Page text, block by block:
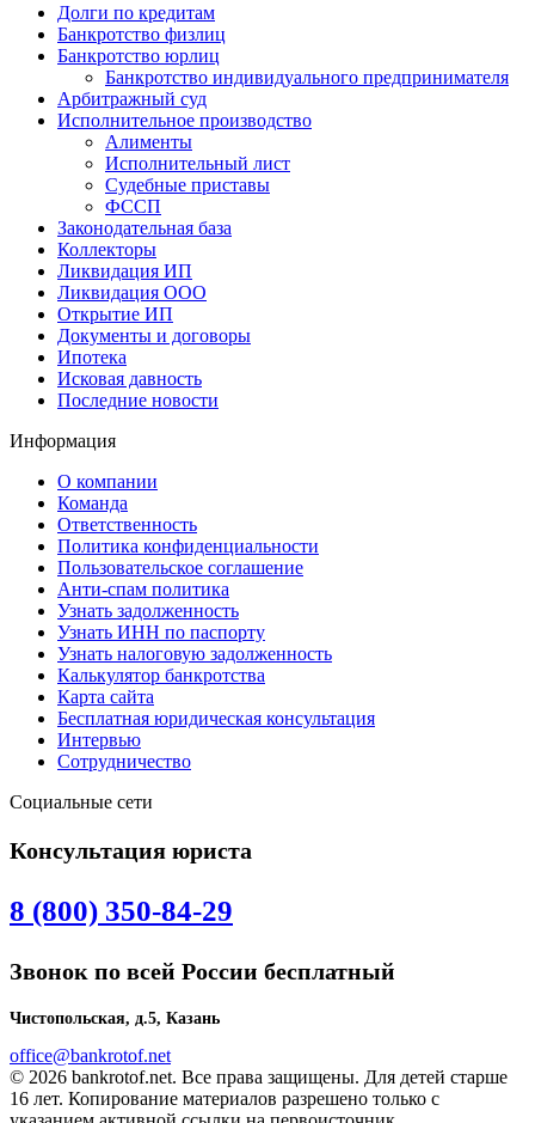
Долги по кредитам
Банкротство физлиц
Банкротство юрлиц
Банкротство индивидуального предпринимателя
Арбитражный суд
Исполнительное производство
Алименты
Исполнительный лист
Судебные приставы
ФССП
Законодательная база
Коллекторы
Ликвидация ИП
Ликвидация ООО
Открытие ИП
Документы и договоры
Ипотека
Исковая давность
Последние новости
Информация
О компании
Команда
Ответственность
Политика конфиденциальности
Пользовательское соглашение
Анти-спам политика
Узнать задолженность
Узнать ИНН по паспорту
Узнать налоговую задолженность
Калькулятор банкротства
Карта сайта
Бесплатная юридическая консультация
Интервью
Сотрудничество
Социальные сети
Консультация юриста
8 (800) 350-84-29
Звонок по всей России бесплатный
Чистопольская, д.5, Казань
office@bankrotof.net
© 2026 bankrotof.net. Все права защищены. Для детей старше
16 лет. Копирование материалов разрешено только с